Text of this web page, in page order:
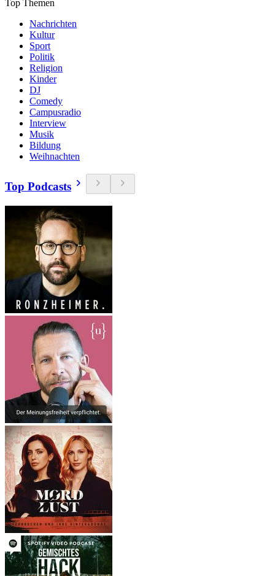
Top Themen
Nachrichten
Kultur
Sport
Politik
Religion
Kinder
DJ
Comedy
Campusradio
Interview
Musik
Bildung
Weihnachten
Top Podcasts